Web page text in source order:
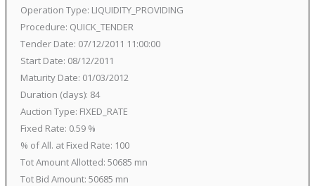
Operation Type: LIQUIDITY_PROVIDING
Procedure: QUICK_TENDER
Tender Date: 07/12/2011 11:00:00
Start Date: 08/12/2011
Maturity Date: 01/03/2012
Duration (days): 84
Auction Type: FIXED_RATE
Fixed Rate: 0.59 %
% of All. at Fixed Rate: 100
Tot Amount Allotted: 50685 mn
Tot Bid Amount: 50685 mn